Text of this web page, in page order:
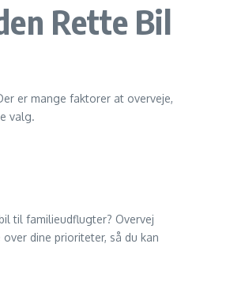
Rette Bil
er mange faktorer at overveje,
valg.
til familieudflugter? Overvej
dine prioriteter, så du kan